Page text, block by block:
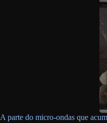
A parte do micro-ondas que